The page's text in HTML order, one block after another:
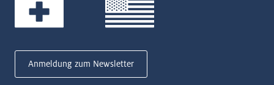
Anmeldung zum Newsletter